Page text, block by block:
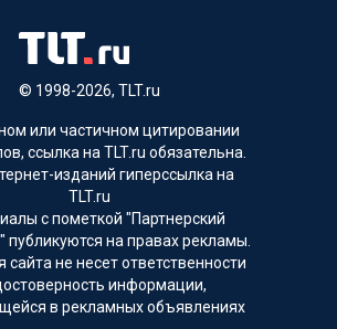
© 1998-2026, TLT.ru
или частичном цитировании
ссылка на TLT.ru обязательна.
изданий гиперссылка на
TLT.ru
с пометкой "Партнерский
публикуются на правах рекламы.
сайта не несет ответственности
информации,
в рекламных объявлениях